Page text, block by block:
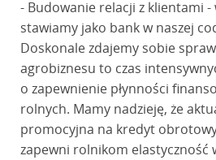
- Budowanie relacji z klientami -
stawiamy jako bank w naszej
Doskonale zdajemy sobie
agrobiznesu to czas
o zapewnienie płynności
rolnych. Mamy nadzieję, że
promocyjna na kredyt
zapewni rolnikom elastyczność